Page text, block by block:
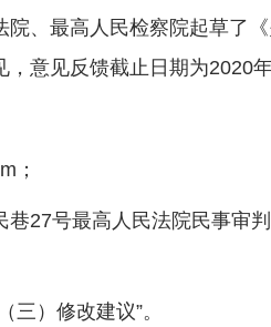
、最高人民检察院起草了
意见反馈截止日期为2020年
；
号最高人民法院民事审
）修改建议”。